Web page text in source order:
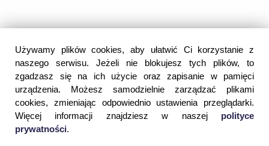
Używamy plików cookies, aby ułatwić Ci korzystanie z
naszego serwisu. Jeżeli nie blokujesz tych plików, to
zgadzasz się na ich użycie oraz zapisanie w pamięci
urządzenia. Możesz samodzielnie zarządzać plikami
cookies, zmieniając odpowiednio ustawienia przeglądarki.
Więcej informacji znajdziesz w naszej polityce
prywatności.